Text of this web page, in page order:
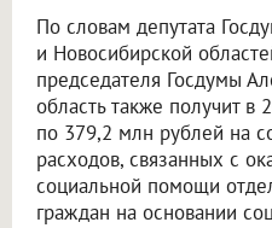
По словам депутата
и Новосибирской
председателя Госдумы
область также получит в
по 379,2 млн рублей на
расходов, связанных с
социальной помощи
граждан на основании